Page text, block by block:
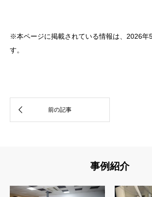
※本ページに掲載されている情報は、2026年
す。
事例紹介